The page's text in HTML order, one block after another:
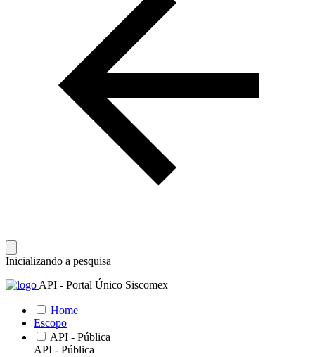
Inicializando a pesquisa
API - Portal Único Siscomex
Home
Escopo
API - Pública
API - Pública